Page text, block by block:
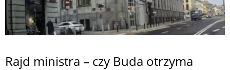
Rajd ministra – czy Buda otrzyma